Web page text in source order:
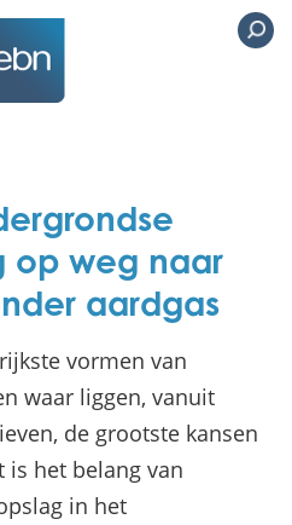
op weg naar
aardgas
vormen van
waar liggen, vanuit
de grootste kansen
is het belang van
in het